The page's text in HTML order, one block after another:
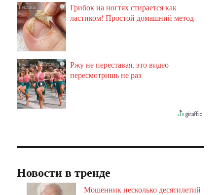
i
Грибок на ногтях стирается как
ластиком! Простой домашний метод
i
Ржу не переставая, это видео
пересмотришь не раз
Новости в тренде
Мошенник несколько десятилетий